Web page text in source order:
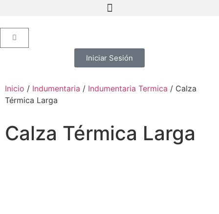
Iniciar Sesión
Inicio / Indumentaria / Indumentaria Termica / Calza
Térmica Larga
Calza Térmica Larga